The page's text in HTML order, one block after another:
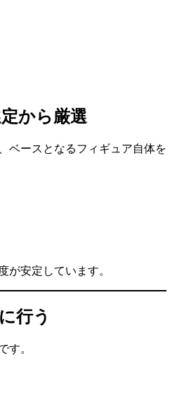
から厳選
ベースとなるフィギュア自体を
が安定しています。
行う
す。